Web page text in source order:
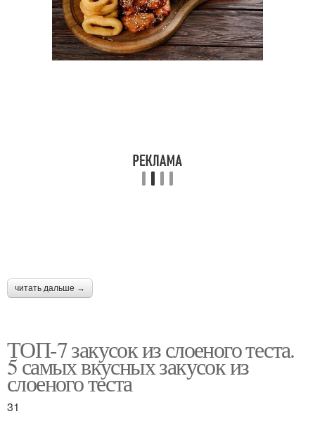
читать дальше →
ТОП-7 закусок из слоеного теста.
5 самых вкусных закусок из
слоеного теста
31